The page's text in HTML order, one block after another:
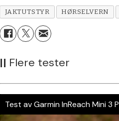
JAKTUTSTYR HØRSELVERN
|| Flere tester
Test av Garmin InReach Mini 3